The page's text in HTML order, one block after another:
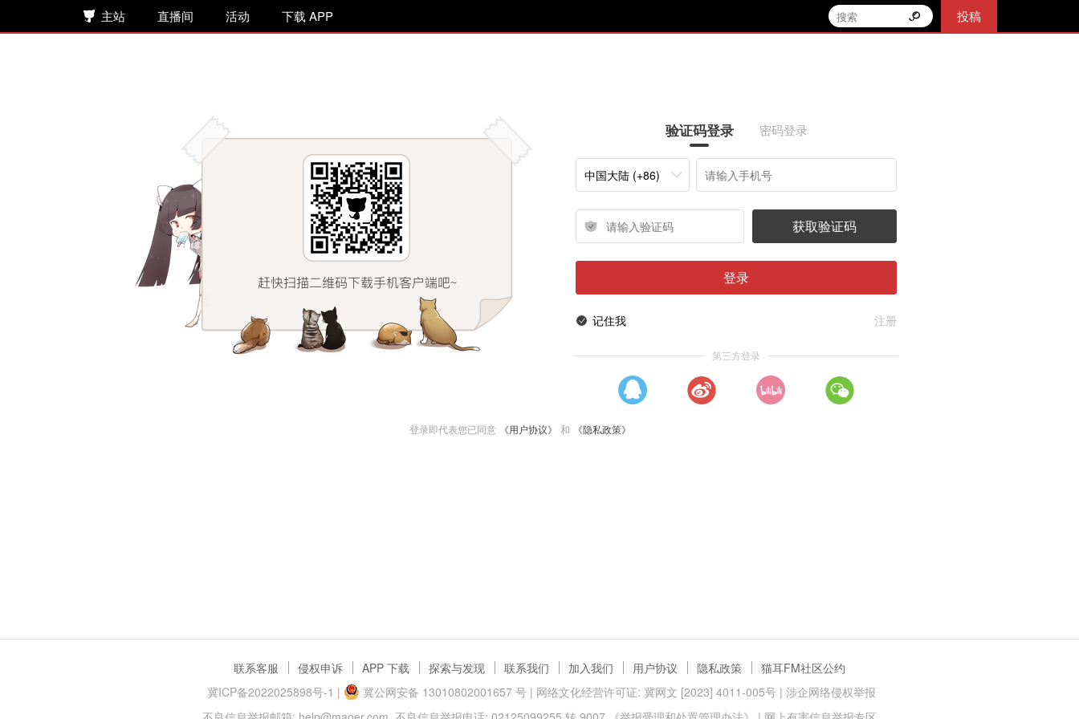
主站 直播间 活动 下载 APP 投稿
验证码登录 密码登录
中国大陆 (+86)
获取验证码
登录
记住我 注册
第三方登录
登录即代表您已同意 《用户协议》 和 《隐私政策》
联系客服 侵权申诉 APP 下载 探索与发现 联系我们 加入我们 用户协议 隐私政策
猫耳FM社区公约
冀ICP备2022025898号-1 | 冀公网安备 13010802001657 号| 网络文化经营许可证: 冀网文 [2023] 4011-005号 | 涉企网络侵权举报